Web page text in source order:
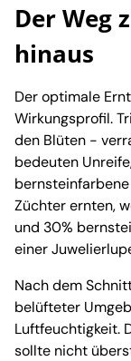
Der Weg
hinaus
Der optimale
Wirkungsprofil.
den Blüten -
bedeuten
Züchter ernten,
und 30%
einer
Nach dem
belüfteter
Luftfeuchtigkeit.
sollte nicht